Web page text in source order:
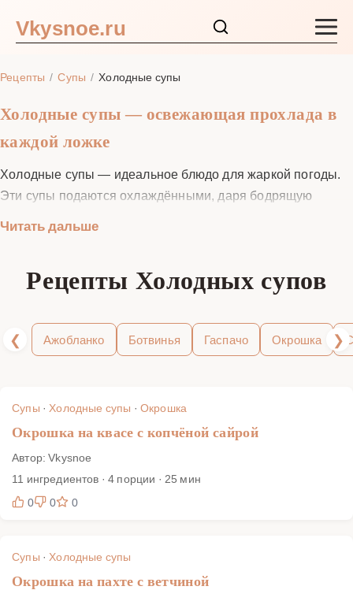
Vkysnoe.ru
Основные блюда
Супы
Ингредиенты
Блог
Рецепты Супы Холодные супы
Холодные супы — освежающая прохлада в
каждой ложке
Холодные супы — идеальное блюдо для жаркой погоды.
Эти супы подаются охлаждёнными, даря бодрящую
кухнях мира существует множество вариантов: от русской
Ниже собраны самые популярные рецепты: классическая
болгарский таратор, французский вишисуаз, андалусский
ахо бланко и десятки других освежающих идей.
Читать дальше
Рецепты Холодных супов
❮ Ажобланко Ботвинья Гаспачо Окрошка ❯
Супы ·Холодные супы · Окрошка
Окрошка на квасе с копчёной сайрой
Автор: Vkysnoe
11 ингредиентов · 4 порции · 25 мин
0
0 0
Супы ·Холодные супы
Окрошка на пахте с ветчиной